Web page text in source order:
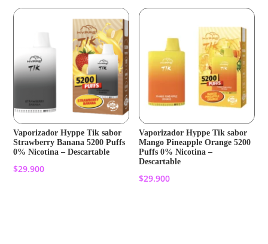
Vaporizador Hyppe Tik sabor
Strawberry Banana 5200 Puffs
0% Nicotina – Descartable
$29.900
Vaporizador Hyppe Tik sabor
Mango Pineapple Orange 5200
Puffs 0% Nicotina –
Descartable
$29.900